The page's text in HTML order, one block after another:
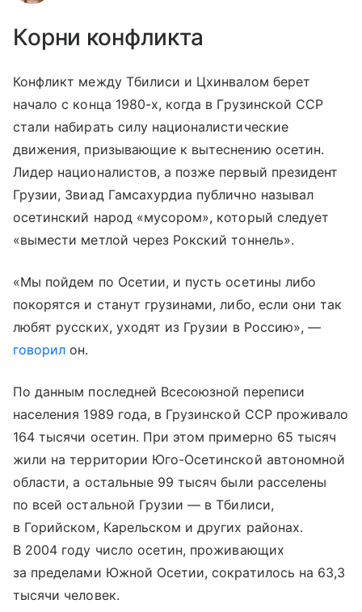
Корни конфликта
Конфликт между Тбилиси и Цхинвалом берет
начало с конца 1980-х, когда в Грузинской ССР
стали набирать силу националистические
движения, призывающие к вытеснению осетин.
Лидер националистов, а позже первый президент
Грузии, Звиад Гамсахурдиа публично называл
осетинский народ «мусором», который следует
«вымести метлой через Рокский тоннель».
«Мы пойдем по Осетии, и пусть осетины либо
покорятся и станут грузинами, либо, если они так
любят русских, уходят из Грузии в Россию», —
говорил он.
По данным последней Всесоюзной переписи
населения 1989 года, в Грузинской ССР проживало
164 тысячи осетин. При этом примерно 65 тысяч
жили на территории Юго-Осетинской автономной
области, а остальные 99 тысяч были расселены
по всей остальной Грузии — в Тбилиси,
в Горийском, Карельском и других районах.
В 2004 году число осетин, проживающих
за пределами Южной Осетии, сократилось на 63,3
тысячи человек.